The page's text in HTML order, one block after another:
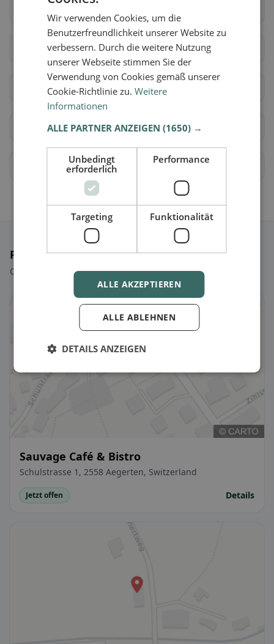
Laupersdorf Matzendorf
Mümliswil-Ramiswil
Welschenrohr-
Biezwil Lüterkofen-Ichertswil
Schnottwil
Ristoranti selezionati
Qualche scelta per iniziare subito.
Sauvage Café & Bistro
Schulstrasse 1, 2558 Aegerten, Switzerland
Jetzt offen Details
Wir verwenden Cookies, um die
Benutzerfreundlichkeit unserer Website zu
verbessern. Durch die weitere Nutzung
unserer Webseite stimmen Sie der
Verwendung von Cookies gemäß unserer
Cookie-Richtlinie zu.Weitere
Informationen
ALLE PARTNER ANZEIGEN(1650) →
Unbedingt
erforderlich
Performance
Targeting Funktionalität
ALLE AKZEPTIEREN
ALLE ABLEHNEN
DETAILS ANZEIGEN